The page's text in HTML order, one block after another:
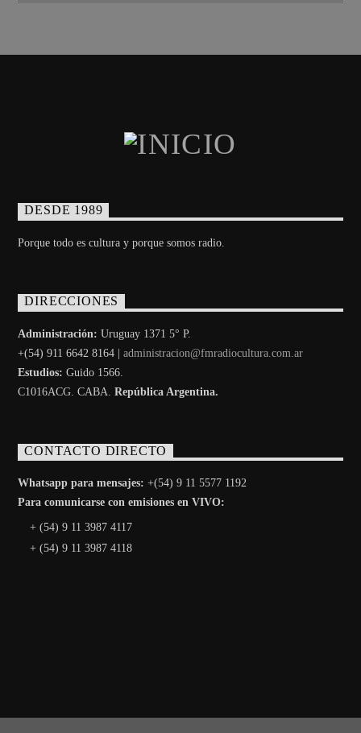
DESDE 1989
Porque todo es cultura y porque somos radio.
DIRECCIONES
Administración: Uruguay 1371 5° P.
+(54) 911 6642 8164 |administracion@fmradiocultura.com.ar
Estudios: Guido 1566.
C1016ACG. CABA.República Argentina.
CONTACTO DIRECTO
Whatsapp para mensajes: +(54) 9 11 5577 1192
Para comunicarse con emisiones en VIVO:
+ (54) 9 11 3987 4117
+ (54) 9 11 3987 4118